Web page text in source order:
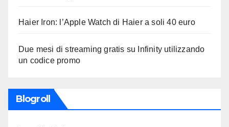
Haier Iron: l’Apple Watch di Haier a soli 40 euro
Due mesi di streaming gratis su Infinity utilizzando
un codice promo
Blogroll